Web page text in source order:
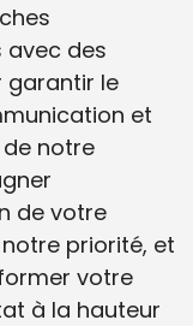
des
garantir le
et
notre
de votre
priorité, et
votre
à la hauteur